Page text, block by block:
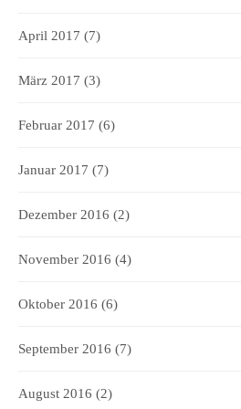
April 2017 (7)
März 2017 (3)
Februar 2017 (6)
Januar 2017 (7)
Dezember 2016 (2)
November 2016 (4)
Oktober 2016 (6)
September 2016 (7)
August 2016 (2)